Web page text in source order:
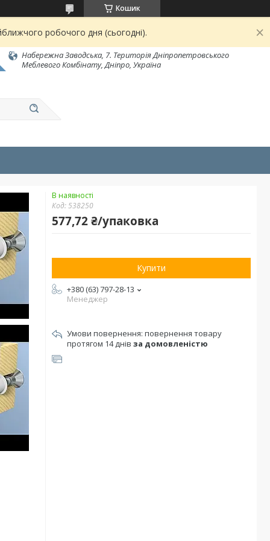
Кошик
робочого дня (сьогодні).
Набережна Заводська, 7. Територія Дніпропетровського
Меблевого Комбінату, Дніпро, Україна
В наявності
Код:538250
577,72 ₴/упаковка
Купити
+380 (63) 797-28-13
Менеджер
повернення товару
протягом 14 днів за домовленістю